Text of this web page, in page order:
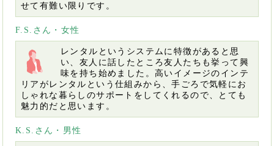
せて有難い限りです。
F.S.さん・女性
レンタルというシステムに特徴があると思
い、友人に話したところ友人たちも挙って興
味を持ち始めました。高いイメージのインテ
リアがレンタルという仕組みから、手ごろで気軽にお
しゃれな暮らしのサポートをしてくれるので、とても
魅力的だと思います。
K.S.さん・男性